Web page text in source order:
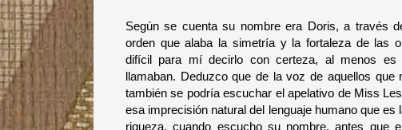
Según se cuenta su nombre era Doris, a través
orden que alaba la simetría y la fortaleza de las
difícil para mí decirlo con certeza, al menos
llamaban. Deduzco que de la voz de aquellos que
también se podría escuchar el apelativo de Miss
esa imprecisión natural del lenguaje humano que es
riqueza, cuando escucho su nombre, antes que